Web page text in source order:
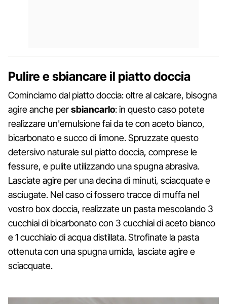
Pulire e sbiancare il piatto doccia
Cominciamo dal piatto doccia: oltre al calcare, bisogna
agire anche persbiancarlo: in questo caso potete
realizzare un'emulsione fai da te con aceto bianco,
bicarbonato e succo di limone. Spruzzate questo
detersivo naturale sul piatto doccia, comprese le
fessure, e pulite utilizzando una spugna abrasiva.
Lasciate agire per una decina di minuti, sciacquate e
asciugate. Nel caso ci fossero tracce di muffa nel
vostro box doccia, realizzate un pasta mescolando 3
cucchiai di bicarbonato con 3 cucchiai di aceto bianco
e 1 cucchiaio di acqua distillata. Strofinate la pasta
ottenuta con una spugna umida, lasciate agire e
sciacquate.